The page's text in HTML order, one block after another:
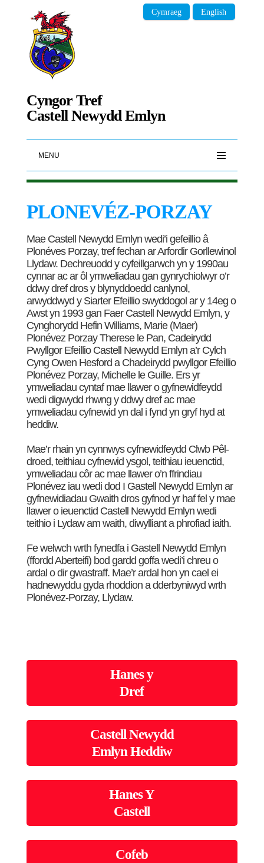
Cyngor Tref
Castell Newydd Emlyn
Cymraeg English
MENU
PLONEVÉZ-PORZAY
Mae Castell Newydd Emlyn wedi’i gefeillio â
Plonéves Porzay, tref fechan ar Arfordir Gorllewinol
Llydaw. Dechreuodd y cyfeillgarwch yn y 1990au
cynnar ac ar ôl ymweliadau gan gynrychiolwyr o’r
ddwy dref dros y blynyddoedd canlynol,
arwyddwyd y Siarter Efeillio swyddogol ar y 14eg o
Awst yn 1993 gan Faer Castell Newydd Emlyn, y
Cynghorydd Hefin Williams, Marie (Maer)
Plonévez Porzay Therese le Pan, Cadeirydd
Pwyllgor Efeillio Castell Newydd Emlyn a’r Cylch
Cyng Owen Hesford a Chadeirydd pwyllgor Efeillio
Plonévez Porzay, Michelle le Guille. Ers yr
ymweliadau cyntaf mae llawer o gyfnewidfeydd
wedi digwydd rhwng y ddwy dref ac mae
ymweliadau cyfnewid yn dal i fynd yn gryf hyd at
heddiw.
Mae’r rhain yn cynnwys cyfnewidfeydd Clwb Pêl-
droed, teithiau cyfnewid ysgol, teithiau ieuenctid,
ymweliadau côr ac mae llawer o’n ffrindiau
Plonévez iau wedi dod I Gastell Newydd Emlyn ar
gyfnewidiadau Gwaith dros gyfnod yr haf fel y mae
llawer o ieuenctid Castell Newydd Emlyn wedi
teithio i Lydaw am waith, diwylliant a phrofiad iaith.
Fe welwch wrth fynedfa i Gastell Newydd Emlyn
(ffordd Aberteifi) bod gardd goffa wedi’i chreu o
ardal o dir gwastraff. Mae’r ardal hon yn cael ei
hadnewyddu gyda rhoddion a dderbyniwyd wrth
Plonévez-Porzay, Llydaw.
Hanes y
Dref
Castell Newydd
Emlyn Heddiw
Hanes Y
Castell
Cofeb